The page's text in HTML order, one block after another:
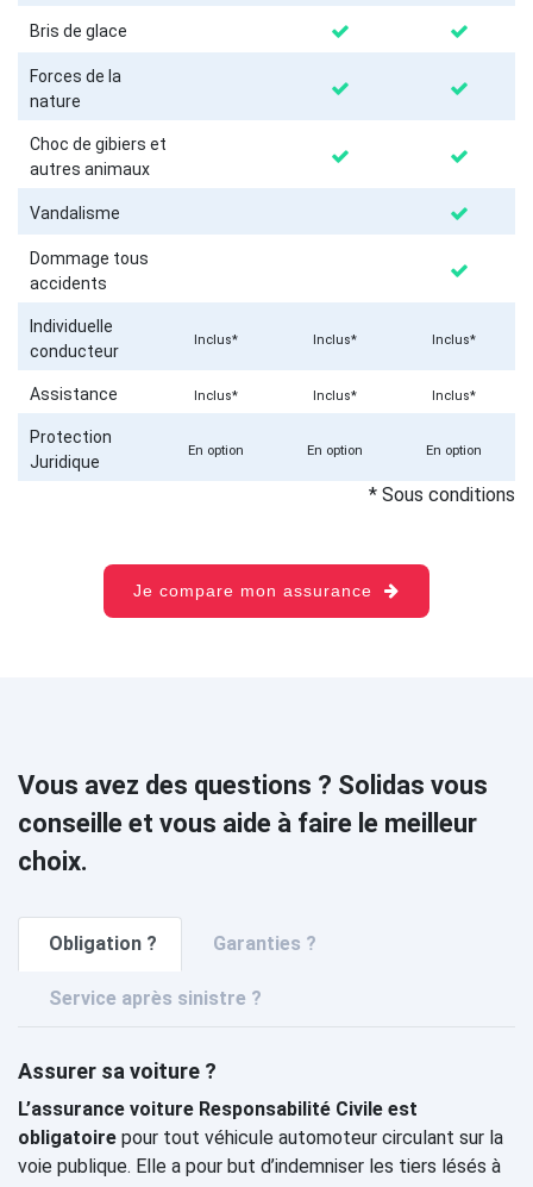
Bris de glace
Forces de la
nature
Choc de gibiers et
autres animaux
Vandalisme
Dommage tous
accidents
Individuelle
conducteur
Inclus* Inclus* Inclus*
Assistance Inclus* Inclus* Inclus*
Protection
Juridique
En option En option En option
* Sous conditions
Je compare mon assurance
Vous avez des questions ? Solidas vous
conseille et vous aide à faire le meilleur
choix.
Obligation ? Garanties ?
Service après sinistre ?
Assurer sa voiture ?
L’assurance voiture Responsabilité Civile est
obligatoire pour tout véhicule automoteur circulant sur la
voie publique. Elle a pour but d’indemniser les tiers lésés à